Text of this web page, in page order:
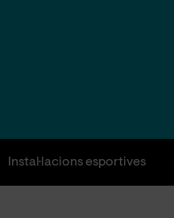
Instal·lacions esportives